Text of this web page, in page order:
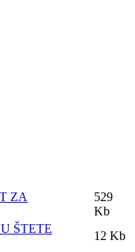
ZA
529
Kb
ŠTETE
12 Kb